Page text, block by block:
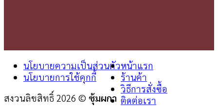
นโยบายความเป็นส่วนตัว
นโยบายการใช้คุกกี้
สงวนลิขสิทธิ์ 2026 © ซุ้มผกา
หน้าแรก
ร้านค้า
วิธีการสั่งซื้อ
ติดต่อเรา